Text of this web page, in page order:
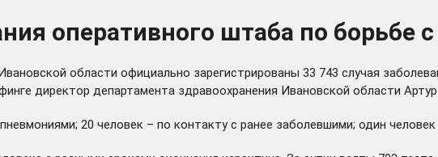
оперативного штаба по борьбе
области официально зарегистрированы 33 743 случая
директор департамента здравоохранения Ивановской области
20 человек – по контакту с ранее заболевшими; один